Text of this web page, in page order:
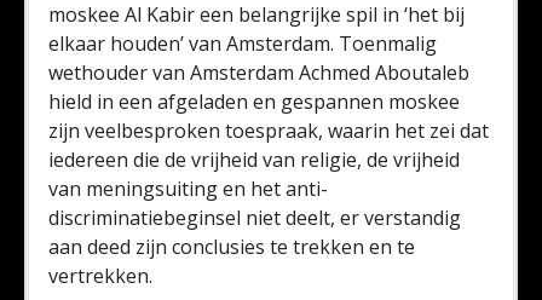
moskee Al Kabir een belangrijke spil in ‘het bij
elkaar houden’ van Amsterdam. Toenmalig
wethouder van Amsterdam Achmed Aboutaleb
hield in een afgeladen en gespannen moskee
zijn veelbesproken toespraak, waarin het zei dat
iedereen die de vrijheid van religie, de vrijheid
van meningsuiting en het anti-
discriminatiebeginsel niet deelt, er verstandig
aan deed zijn conclusies te trekken en te
vertrekken.